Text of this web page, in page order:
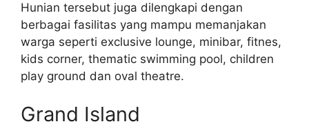
Hunian tersebut juga dilengkapi dengan
berbagai fasilitas yang mampu memanjakan
warga seperti exclusive lounge, minibar, fitnes,
kids corner, thematic swimming pool, children
play ground dan oval theatre.
Grand Island